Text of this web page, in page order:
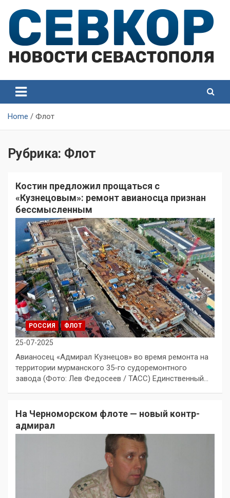
content
Севастополя
Севастополя
Home Флот
Рубрика: Флот
Костин предложил прощаться с
«Кузнецовым»: ремонт авианосца признан
бессмысленным
РОССИЯ ФЛОТ
25-07-2025
Авианосец «Адмирал Кузнецов» во время ремонта на
территории мурманского 35-го судоремонтного
завода (Фото: Лев Федосеев / ТАСС) Единственный…
На Черноморском флоте — новый контр-
адмирал